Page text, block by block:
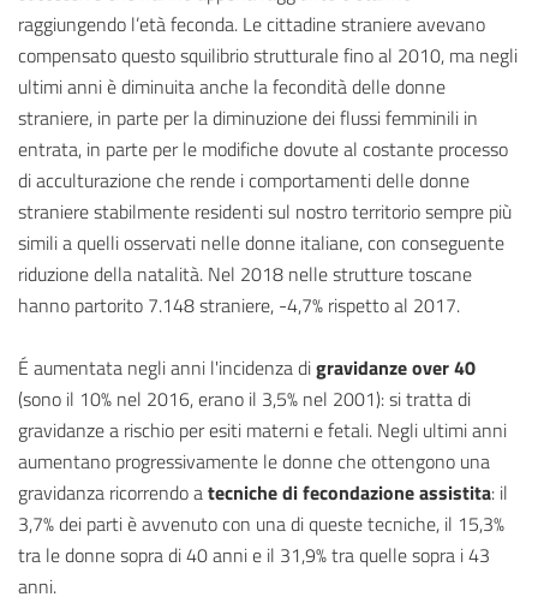
raggiungendo l’età feconda. Le cittadine straniere avevano
compensato questo squilibrio strutturale fino al 2010, ma negli
ultimi anni è diminuita anche la fecondità delle donne
straniere, in parte per la diminuzione dei flussi femminili in
entrata, in parte per le modifiche dovute al costante processo
di acculturazione che rende i comportamenti delle donne
straniere stabilmente residenti sul nostro territorio sempre più
simili a quelli osservati nelle donne italiane, con conseguente
riduzione della natalità. Nel 2018 nelle strutture toscane
hanno partorito 7.148 straniere, -4,7% rispetto al 2017.
É aumentata negli anni l'incidenza digravidanze over 40
(sono il 10% nel 2016, erano il 3,5% nel 2001): si tratta di
gravidanze a rischio per esiti materni e fetali. Negli ultimi anni
aumentano progressivamente le donne che ottengono una
gravidanza ricorrendo atecniche di fecondazione assistita: il
3,7% dei parti è avvenuto con una di queste tecniche, il 15,3%
tra le donne sopra di 40 anni e il 31,9% tra quelle sopra i 43
anni.